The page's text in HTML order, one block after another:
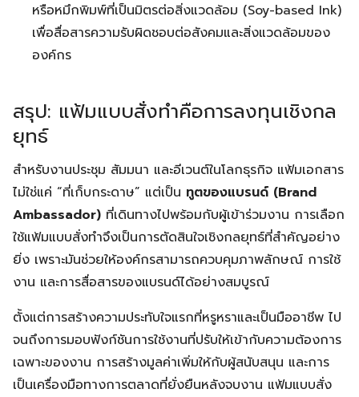
หรือหมึกพิมพ์ที่เป็นมิตรต่อสิ่งแวดล้อม (Soy-based Ink)
เพื่อสื่อสารความรับผิดชอบต่อสังคมและสิ่งแวดล้อมของ
องค์กร
สรุป: แฟ้มแบบสั่งทำคือการลงทุนเชิงกล
ยุทธ์
สำหรับงานประชุม สัมมนา และอีเวนต์ในโลกธุรกิจ แฟ้มเอกสาร
ไม่ใช่แค่ “ที่เก็บกระดาษ” แต่เป็น ทูตของแบรนด์ (Brand
Ambassador) ที่เดินทางไปพร้อมกับผู้เข้าร่วมงาน การเลือก
ใช้แฟ้มแบบสั่งทำจึงเป็นการตัดสินใจเชิงกลยุทธ์ที่สำคัญอย่าง
ยิ่ง เพราะมันช่วยให้องค์กรสามารถควบคุมภาพลักษณ์ การใช้
งาน และการสื่อสารของแบรนด์ได้อย่างสมบูรณ์
ตั้งแต่การสร้างความประทับใจแรกที่หรูหราและเป็นมืออาชีพ ไป
จนถึงการมอบฟังก์ชันการใช้งานที่ปรับให้เข้ากับความต้องการ
เฉพาะของงาน การสร้างมูลค่าเพิ่มให้กับผู้สนับสนุน และการ
เป็นเครื่องมือทางการตลาดที่ยั่งยืนหลังจบงาน แฟ้มแบบสั่ง